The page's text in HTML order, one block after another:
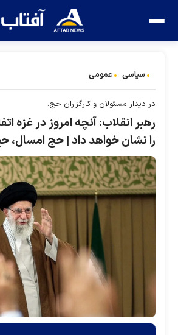
سیاسی عمومی
در دیدار مسئولان و کارگزاران حج.
رهبر انقلاب: آنچه امروز در غزه
را نشان خواهد داد | حج امسال،